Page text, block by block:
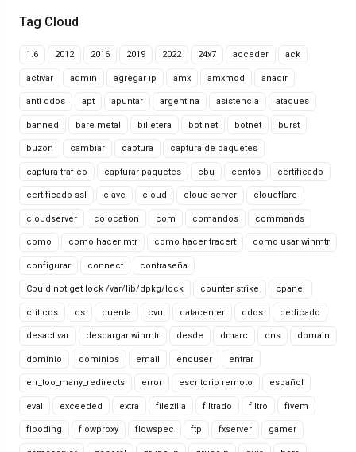
Tag Cloud
1.6 2012 2016 2019 2022 24x7 acceder ack
activar admin agregar ip amx amxmod añadir
anti ddos apt apuntar argentina asistencia ataques
banned bare metal billetera bot net botnet burst
buzon cambiar captura captura de paquetes
captura trafico capturar paquetes cbu centos certificado
certificado ssl clave cloud cloud server cloudflare
cloudserver colocation com comandos commands
como como hacer mtr como hacer tracert como usar winmtr
configurar connect contraseña
Could not get lock /var/lib/dpkg/lock counter strike cpanel
criticos cs cuenta cvu datacenter ddos dedicado
desactivar descargar winmtr desde dmarc dns domain
dominio dominios email enduser entrar
err_too_many_redirects error escritorio remoto español
eval exceeded extra filezilla filtrado filtro fivem
flooding flowproxy flowspec ftp fxserver gamer